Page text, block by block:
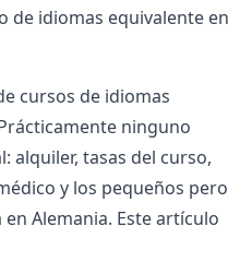
de idiomas equivalente en
cursos de idiomas
ninguno
alquiler, tasas del curso,
y los pequeños pero
Alemania. Este artículo